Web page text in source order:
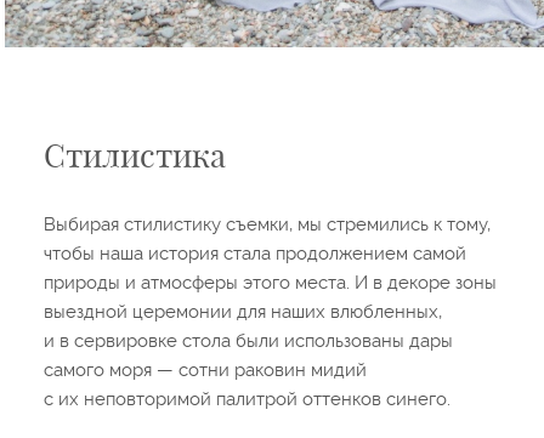
Стилистика
Выбирая стилистику съемки, мы стремились к тому,
чтобы наша история стала продолжением самой
природы и атмосферы этого места. И в декоре зоны
выездной церемонии для наших влюбленных,
и в сервировке стола были использованы дары
самого моря — сотни раковин мидий
с их неповторимой палитрой оттенков синего.